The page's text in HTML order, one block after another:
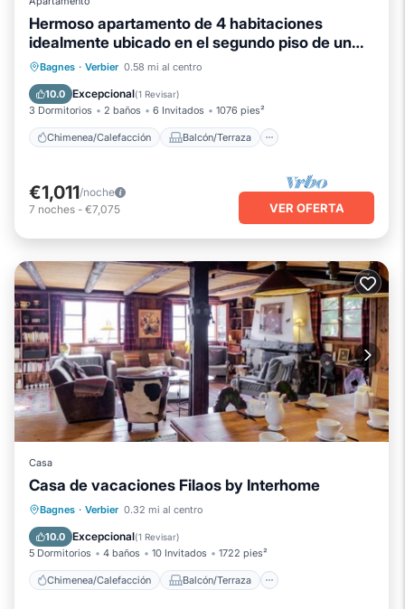
Hermoso apartamento de 4 habitaciones
idealmente ubicado en el segundo piso de un
edificio, de Médran. co
Bagnes · Verbier 0.58 mi al centro
10.0 Excepcional(1 Revisar)
3 Dormitorios 2 baños 6 Invitados 1076 pies²
Chimenea/Calefacción Balcón/Terraza
Chimenea/Calefacción
Cocina
Aparcamiento
€1,011/noche
7 noches - €7,075 VER OFERTA
Casa
Casa de vacaciones Filaos by Interhome
Bagnes · Verbier 0.32 mi al centro
10.0 Excepcional(1 Revisar)
5 Dormitorios 4 baños 10 Invitados 1722 pies²
Chimenea/Calefacción Balcón/Terraza
Chimenea/Calefacción
Cocina
Aparcamiento